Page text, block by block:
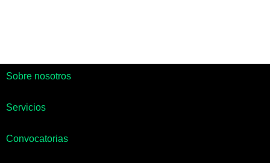
Sobre nosotros
Servicios
Convocatorias